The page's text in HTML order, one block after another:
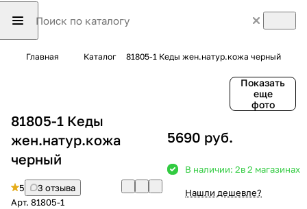
Главная Каталог 81805-1 Кеды жен.натур.кожа черный
Показать
еще
фото
81805-1 Кеды
жен.натур.кожа
черный
5
3 отзыва
Арт. 81805-1
5690 руб.
В наличии: 2в 2 магазинах
Нашли дешевле?